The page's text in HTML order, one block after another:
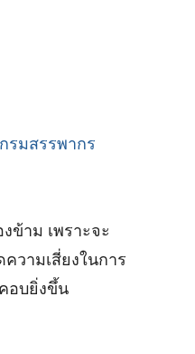
กรมสรรพากร
ข้าม เพราะจะ
วามเสี่ยงในการ
อบยิ่งขึ้น